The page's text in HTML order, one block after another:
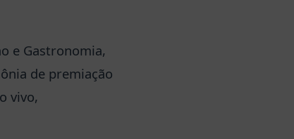
e Gastronomia,
de premiação
vivo,